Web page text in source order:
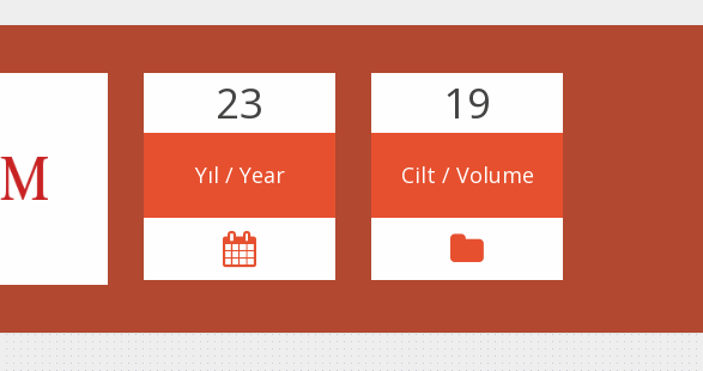
38
Yıl / Year
33
Cilt / Volume